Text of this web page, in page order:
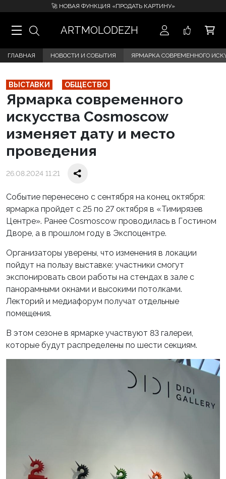
🚀 НОВАЯ ФУНКЦИЯ «ПРОДАТЬ КАРТИНУ»
ARTMOLODEZH
ГЛАВНАЯ НОВОСТИ И СОБЫТИЯ ЯРМАРКА СОВРЕМЕННОГО
ВЫСТАВКИ ОБЩЕСТВО
Ярмарка современного
искусства Cosmoscow
изменяет дату и место
проведения
26.08.2024 11:21
Событие перенесено с сентября на конец октября:
ярмарка пройдет с 25 по 27 октября в «Тимирязев
Центре». Ранее Cosmoscow проводилась в Гостином
Дворе, а в прошлом году в Экспоцентре.
Организаторы уверены, что изменения в локации
пойдут на пользу выставке: участники смогут
экспонировать свои работы на стендах в зале с
панорамными окнами и высокими потолками.
Лекторий и медиафорум получат отдельные
помещения.
В этом сезоне в ярмарке участвуют 83 галереи,
которые будут распределены по шести секциям.